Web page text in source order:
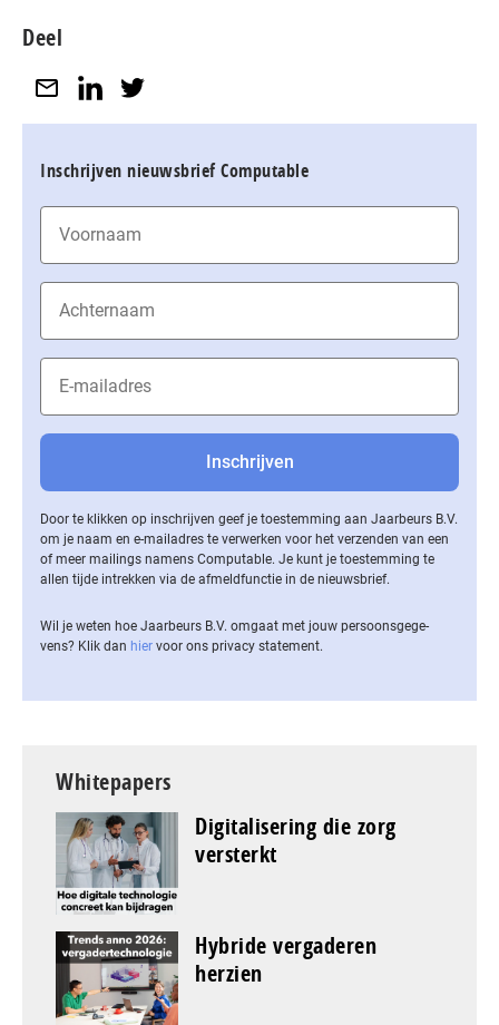
Deel
Inschrijven nieuwsbrief Computable
Door te klikken op inschrijven geef je toestemming aan Jaarbeurs B.V.
om je naam en e-mailadres te verwerken voor het verzenden van een
of meer mailings namens Computable. Je kunt je toestemming te
allen tijde intrekken via de af­meld­func­tie in de nieuwsbrief.
Wil je weten hoe Jaarbeurs B.V. omgaat met jouw per­soons­ge­ge­
vens? Klik dan hier voor ons privacy statement.
Whitepapers
Digitalisering die zorg
versterkt
Hybride vergaderen
herzien